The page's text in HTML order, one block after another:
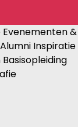
Evenementen &
Alumni Inspiratie
Basisopleiding